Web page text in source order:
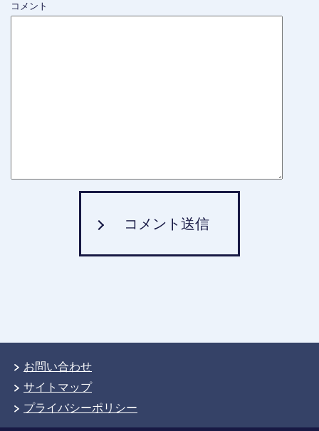
コメント
コメント送信
お問い合わせ
サイトマップ
プライバシーポリシー